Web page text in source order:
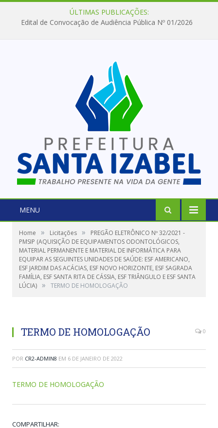
ÚLTIMAS PUBLICAÇÕES:
Edital de Convocação de Audiência Pública Nº 01/2026
MENU
Home » Licitações »
PREGÃO ELETRÔNICO Nº 32/2021 -
PMSIP (AQUISIÇÃO DE EQUIPAMENTOS ODONTOLÓGICOS,
MATERIAL PERMANENTE E MATERIAL DE INFORMÁTICA PARA
EQUIPAR AS SEGUINTES UNIDADES DE SAÚDE: ESF AMERICANO,
ESF JARDIM DAS ACÁCIAS, ESF NOVO HORIZONTE, ESF SAGRADA
FAMÍLIA, ESF SANTA RITA DE CÁSSIA, ESF TRIÂNGULO E ESF SANTA
LÚCIA) » TERMO DE HOMOLOGAÇÃO
TERMO DE HOMOLOGAÇÃO 0
POR CR2-ADMIN8 EM 6 DE JANEIRO DE 2022
TERMO DE HOMOLOGAÇÃO
COMPARTILHAR: